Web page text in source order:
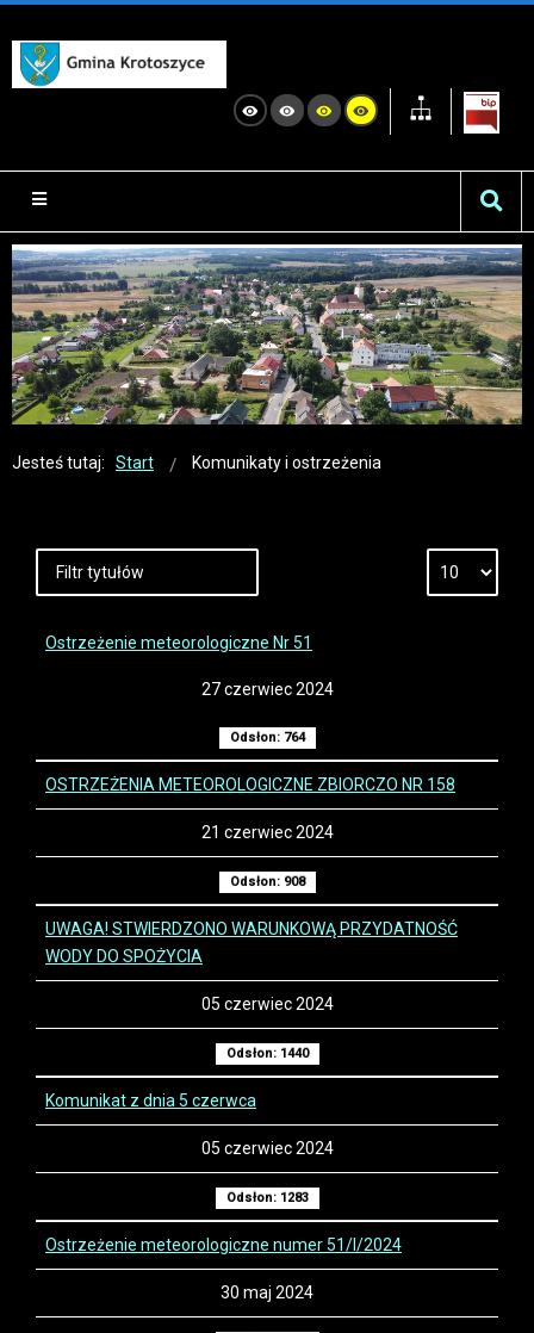
Jesteś tutaj: Start Komunikaty i ostrzeżenia
Ostrzeżenie meteorologiczne Nr 51
27 czerwiec 2024
Odsłon: 764
OSTRZEŻENIA METEOROLOGICZNE ZBIORCZO NR 158
21 czerwiec 2024
Odsłon: 908
UWAGA! STWIERDZONO WARUNKOWĄ PRZYDATNOŚĆ
WODY DO SPOŻYCIA
05 czerwiec 2024
Odsłon: 1440
Komunikat z dnia 5 czerwca
05 czerwiec 2024
Odsłon: 1283
Ostrzeżenie meteorologiczne numer 51/I/2024
30 maj 2024